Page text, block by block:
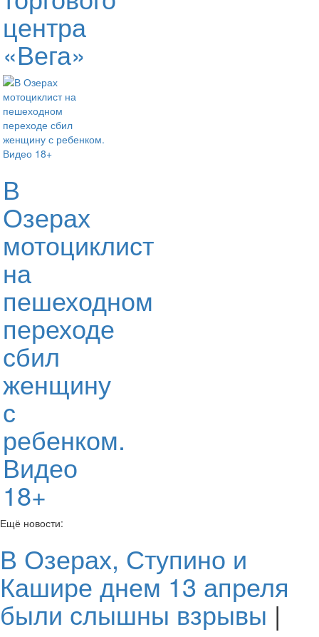
центра
«Вега»
В
Озерах
мотоциклист
на
пешеходном
переходе
сбил
женщину
с
ребенком.
Видео
18+
Ещё новости:
В Озерах, Ступино и
Кашире днем 13 апреля
были слышны взрывы |